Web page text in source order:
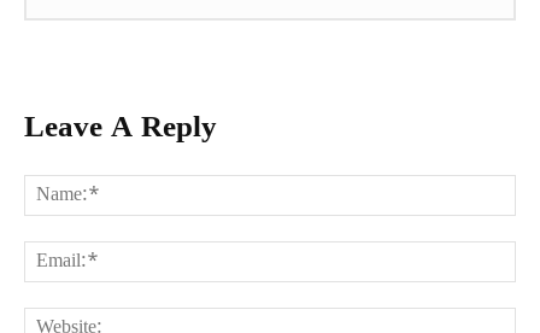
Leave A Reply